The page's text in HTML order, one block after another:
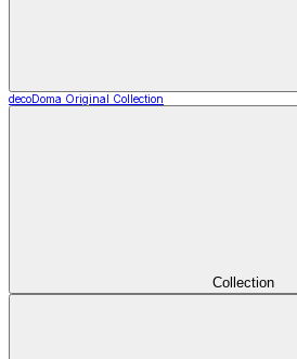
decoDoma Original Collection
Collection